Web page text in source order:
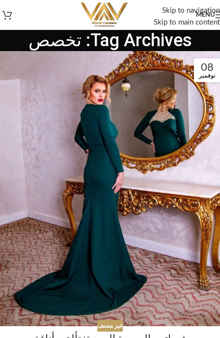
Skip to navigation
Skip to main content
MENU
Tag Archives: تخصص
08
نوفمبر
غير مصنف